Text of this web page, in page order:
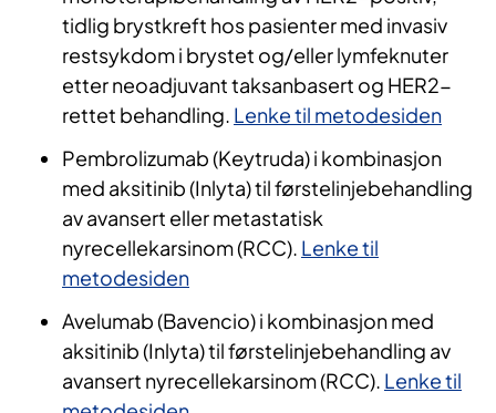
tidlig brystkreft hos pasienter med invasiv
restsykdom i brystet og/eller lymfeknuter
etter neoadjuvant taksanbasert og HER2-
rettet behandling. Lenke til metodesiden
Pembrolizumab (Keytruda) i kombinasjon
med aksitinib (Inlyta) til førstelinjebehandling
av avansert eller metastatisk
nyrecellekarsinom (RCC). Lenke til
metodesiden
Avelumab (Bavencio) i kombinasjon med
aksitinib (Inlyta) til førstelinjebehandling av
avansert nyrecellekarsinom (RCC). Lenke til